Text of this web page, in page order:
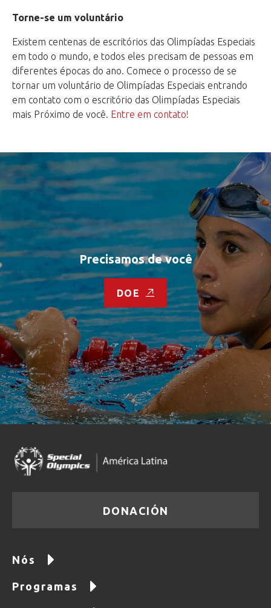
Torne-se um voluntário
Existem centenas de escritórios das Olimpíadas Especiais
em todo o mundo, e todos eles precisam de pessoas em
diferentes épocas do ano. Comece o processo de se
tornar um voluntário de Olimpíadas Especiais entrando
em contato com o escritório das Olimpíadas Especiais
mais Próximo de você. Entre em contato!
Precisamos de você
DOE
DONACIÓN
Nós
Programas